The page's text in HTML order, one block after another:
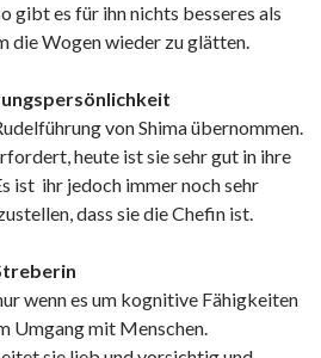
gibt es für ihn nichts besseres als
die Wogen wieder zu glätten.
von Shima übernommen.
heute ist sie sehr gut in ihre
ist ihr jedoch immer noch sehr
dass sie die Chefin ist.
wenn es um kognitive Fähigkeiten
Umgang mit Menschen.